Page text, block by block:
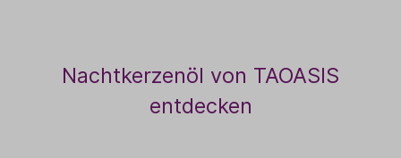
Nachtkerzenöl von TAOASIS
entdecken